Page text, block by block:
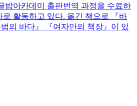
밥아카데미 출판번역 과정을 수료하
로 활동하고 있다. 옮긴 책으로 『바
의 바다』 『여자만의 책장』이 있